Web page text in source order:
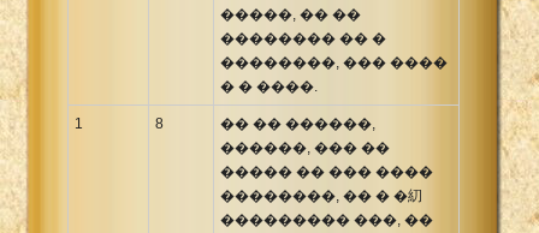
�����, �� ��
�������� �� �
��������, ��� ����
� � ����.
1 8
�� �� ������,
������, ��� ��
����� �� ��� ����
��������, �� � �糿
��������� ���, ��